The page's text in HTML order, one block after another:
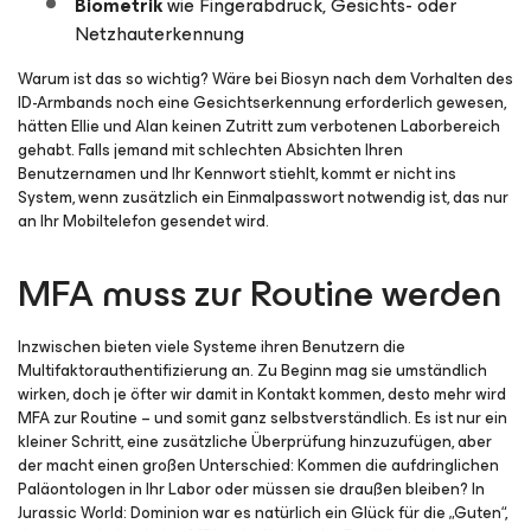
Netzhauterkennung
Warum ist das so wichtig? Wäre bei Biosyn nach dem Vorhalten des
ID-Armbands noch eine Gesichtserkennung erforderlich gewesen,
hätten Ellie und Alan keinen Zutritt zum verbotenen Laborbereich
gehabt. Falls jemand mit schlechten Absichten Ihren
Benutzernamen und Ihr Kennwort stiehlt, kommt er nicht ins
System, wenn zusätzlich ein Einmalpasswort notwendig ist, das nur
an Ihr Mobiltelefon gesendet wird.
MFA muss zur Routine werden
Inzwischen bieten viele Systeme ihren Benutzern die
Multifaktorauthentifizierung an. Zu Beginn mag sie umständlich
wirken, doch je öfter wir damit in Kontakt kommen, desto mehr wird
MFA zur Routine – und somit ganz selbstverständlich. Es ist nur ein
kleiner Schritt, eine zusätzliche Überprüfung hinzuzufügen, aber
der macht einen großen Unterschied: Kommen die aufdringlichen
Paläontologen in Ihr Labor oder müssen sie draußen bleiben? In
Jurassic World: Dominionwar es natürlich ein Glück für die „Guten“,